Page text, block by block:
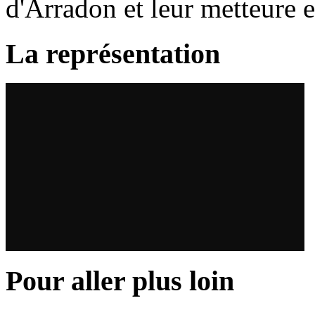
d'Arradon et leur metteure
La représentation
Pour aller plus loin